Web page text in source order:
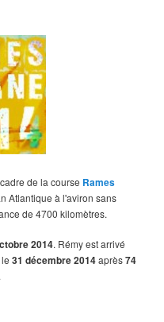
de la course Rames
Atlantique à l'aviron sans
de 4700 kilomètres.
2014. Rémy est arrivé
le31 décembre 2014après74